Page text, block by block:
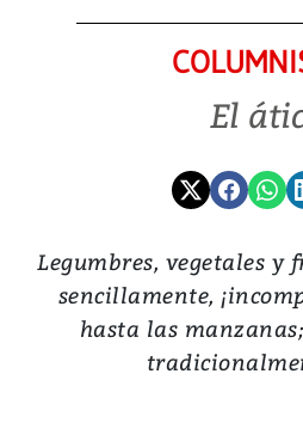
El
Legumbres, vegetales y
sencillamente,
hasta las